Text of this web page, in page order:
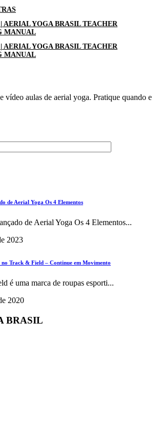
AERIAL YOGA BRASIL TEACHER
MANUAL
AERIAL YOGA BRASIL TEACHER
MANUAL
vídeo aulas de aerial yoga. Pratique quando e
de Aerial Yoga Os 4 Elementos
de Aerial Yoga Os 4 Elementos...
2023
Track & Field – Continue em Movimento
é uma marca de roupas esporti...
2020
BRASIL